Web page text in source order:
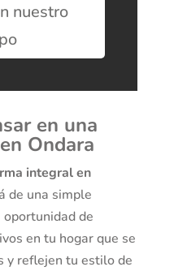
nuestro
en una
Ondara
integral en
de una simple
de
en tu hogar que se
y reflejen tu estilo de